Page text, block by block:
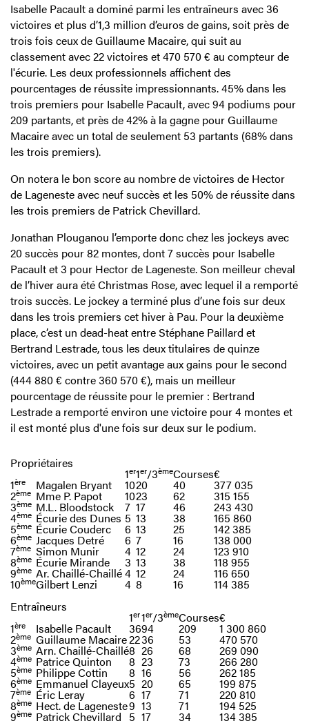
Isabelle Pacault a dominé parmi les entraîneurs avec 36
victoires et plus d’1,3 million d’euros de gains, soit près de
trois fois ceux de Guillaume Macaire, qui suit au
classement avec 22 victoires et 470 570 € au compteur de
l'écurie. Les deux professionnels affichent des
pourcentages de réussite impressionnants. 45% dans les
trois premiers pour Isabelle Pacault, avec 94 podiums pour
209 partants, et près de 42% à la gagne pour Guillaume
Macaire avec un total de seulement 53 partants (68% dans
les trois premiers).
On notera le bon score au nombre de victoires de Hector
de Lageneste avec neuf succès et les 50% de réussite dans
les trois premiers de Patrick Chevillard.
Jonathan Plouganou l’emporte donc chez les jockeys avec
20 succès pour 82 montes, dont 7 succès pour Isabelle
Pacault et 3 pour Hector de Lageneste. Son meilleur cheval
de l’hiver aura été Christmas Rose, avec lequel il a remporté
trois succès. Le jockey a terminé plus d’une fois sur deux
dans les trois premiers cet hiver à Pau. Pour la deuxième
place, c’est un dead-heat entre Stéphane Paillard et
Bertrand Lestrade, tous les deux titulaires de quinze
victoires, avec un petit avantage aux gains pour le second
(444 880 € contre 360 570 €), mais un meilleur
pourcentage de réussite pour le premier : Bertrand
Lestrade a remporté environ une victoire pour 4 montes et
il est monté plus d'une fois sur deux sur le podium.
Propriétaires
1er1er/3èmeCourses€
1ère Magalen Bryant 1020 40 377 035
2ème Mme P. Papot 1023 62 315 155
3ème M.L. Bloodstock 7 17 46 243 430
4ème Écurie des Dunes 5 13 38 165 860
5ème Écurie Couderc 6 13 25 142 385
6ème Jacques Detré 6 7 16 138 000
7ème Simon Munir 4 12 24 123 910
8ème Écurie Mirande 3 13 38 118 955
9ème Ar. Chaillé-Chaillé4 12 24 116 650
10èmeGilbert Lenzi 4 8 16
114 385
Entraîneurs
1er1er/3èmeCourses€
1ère Isabelle Pacault 3694 209 1 300 860
2ème Guillaume Macaire2236 53 470 570
3ème Arn. Chaillé-Chaillé8 26 68 269 090
4ème Patrice Quinton 8 23 73 266 280
5ème Philippe Cottin 8 16 56 262 185
6ème Emmanuel Clayeux5 20 65 199 875
7ème Éric Leray 6 17 71 220 810
8ème Hect. de Lageneste9 13 71 194 525
9ème Patrick Chevillard 5 17 34 134 385